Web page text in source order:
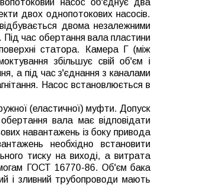
двох однопотокових насосів.
двома незалежними
Під час обертання вала пластини
статора. Камера Г (між
збільшує свій об'єм і
а під час з'єднання з каналами
Насос встановлюється в
(еластичної) муфти. Допуск
вала має відповідати
навантажень із боку привода
необхідно встановити
тиску на виході, а витрата
ГОСТ 16770-86. Об'єм бака
і зливний трубопроводи мають